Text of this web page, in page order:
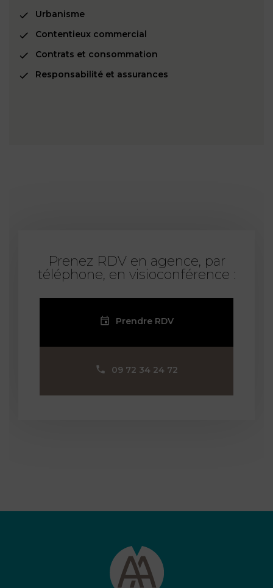
Urbanisme
Contentieux commercial
Contrats et consommation
Responsabilité et assurances
Prenez RDV en agence, par
téléphone, en visioconférence :
Prendre RDV
09 72 34 24 72